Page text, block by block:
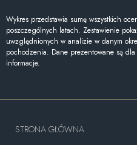
Wykres przedstawia sumę wszystkich
poszczególnych latach. Zestawienie
uwzględnionych w analizie w danym
pochodzenia. Dane prezentowane są
informacje.
STRONA GŁÓWNA